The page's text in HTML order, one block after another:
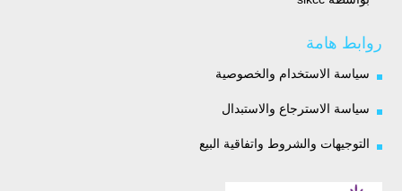
روابط هامة
سياسة الاستخدام والخصوصية
سياسة الاسترجاع والاستبدال
التوجيهات والشروط واتفاقية البيع